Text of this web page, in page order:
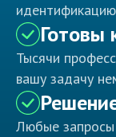
Готовы
Тысячи
вашу задачу
Любые